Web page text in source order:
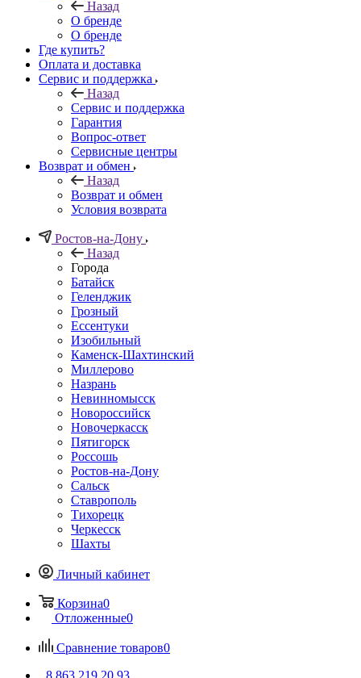
Назад
О бренде
О бренде
Где купить?
Оплата и доставка
Сервис и поддержка
Назад
Сервис и поддержка
Гарантия
Вопрос-ответ
Сервисные центры
Возврат и обмен
Назад
Возврат и обмен
Условия возврата
Ростов-на-Дону
Назад
Города
Батайск
Геленджик
Грозный
Ессентуки
Изобильный
Каменск-Шахтинский
Миллерово
Назрань
Невинномысск
Новороссийск
Новочеркасcк
Пятигорск
Россошь
Ростов-на-Дону
Сальск
Ставрополь
Тихорецк
Черкесск
Шахты
Личный кабинет
Корзина0
Отложенные0
Сравнение товаров0
8 863 219 20 93